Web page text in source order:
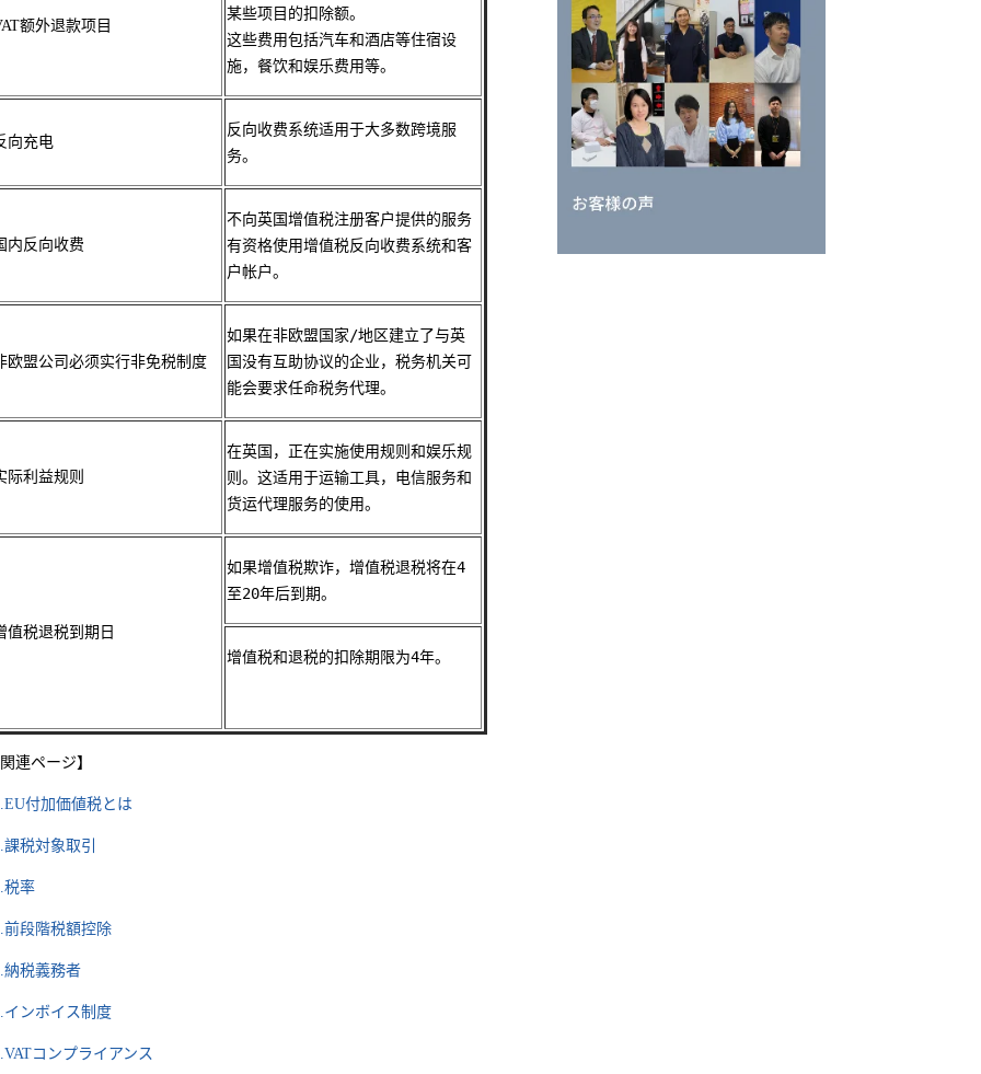
额外退款项目
某些项目的扣除额。
这些费用包括汽车和酒店等住宿设
施，餐饮和娱乐费用等。
向充电
反向收费系统适用于大多数跨境服
务。
内反向收费
不向英国增值税注册客户提供的服务
有资格使用增值税反向收费系统和客
户帐户。
欧盟公司必须实行非免税制度
如果在非欧盟国家/地区建立了与英
国没有互助协议的企业，税务机关可
能会要求任命税务代理。
际利益规则
在英国，正在实施使用规则和娱乐规
则。这适用于运输工具，电信服务和
货运代理服务的使用。
值税退税到期日
如果增值税欺诈，增值税退税将在4
至20年后到期。
增值税和退税的扣除期限为4年。
関連ページ】
EU付加価値税とは
課税対象取引
税率
.前段階税額控除
.納税義務者
.インボイス制度
.VATコンプライアンス